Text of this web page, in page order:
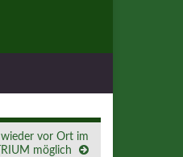
vor Ort im
möglich